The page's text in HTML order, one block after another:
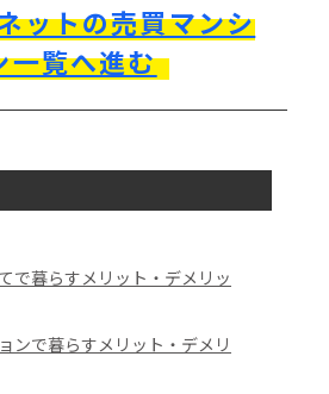
ットの売買マンシ
一覧へ進む
で暮らすメリット・デメリッ
ンで暮らすメリット・デメリ